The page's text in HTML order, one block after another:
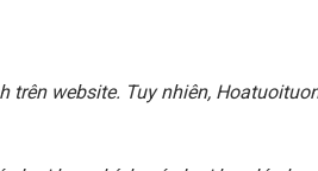
website. Tuy nhiên,